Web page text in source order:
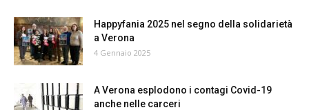
Happyfania 2025 nel segno della solidarietà
a Verona
4 Gennaio 2025
A Verona esplodono i contagi Covid-19
anche nelle carceri